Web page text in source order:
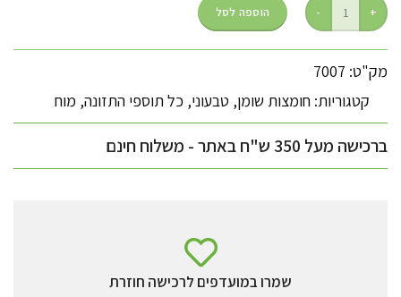
הוספה לסל
מק"ט: 7007
קטגוריות: חומצות שומן, טבעוני, כל תוספי התזונה, מוח
ברכישה מעל 350 ש"ח באתר - משלוח חינם
שמרו במועדפים לרכישה חוזרת